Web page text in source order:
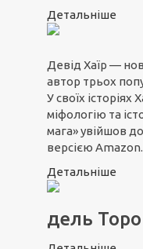
Детальніше
Девід Хаїр —
автор трьох
У своїх історіях
міфологію та
мага» увійшов
версією Amazon.
Детальніше
дель Торо